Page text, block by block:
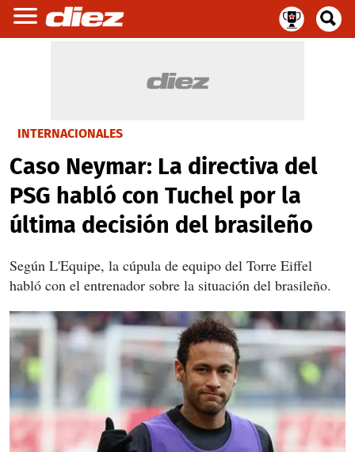
INTERNACIONALES
Caso Neymar: La directiva del
PSG habló con Tuchel por la
última decisión del brasileño
Según L'Equipe, la cúpula de equipo del Torre Eiffel
habló con el entrenador sobre la situación del brasileño.